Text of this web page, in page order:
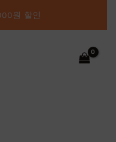
원 할인